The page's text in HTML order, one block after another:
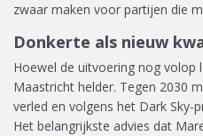
zwaar maken voor partijen die
Donkerte als nieuw
Hoewel de uitvoering nog volop
Maastricht helder. Tegen 2030
verled en volgens het Dark Sky-
Het belangrijkste advies dat